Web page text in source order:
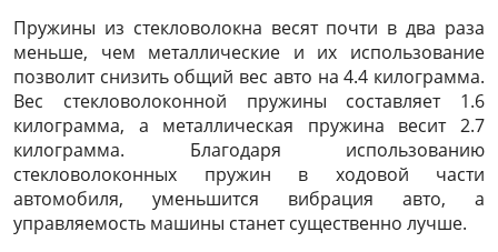
Пружины из стекловолокна весят почти в два раза
меньше, чем металлические и их использование
позволит снизить общий вес авто на 4.4 килограмма.
Вес стекловолоконной пружины составляет 1.6
килограмма, а металлическая пружина весит 2.7
килограмма. Благодаря использованию
стекловолоконных пружин в ходовой части
автомобиля, уменьшится вибрация авто, а
управляемость машины станет существенно лучше.